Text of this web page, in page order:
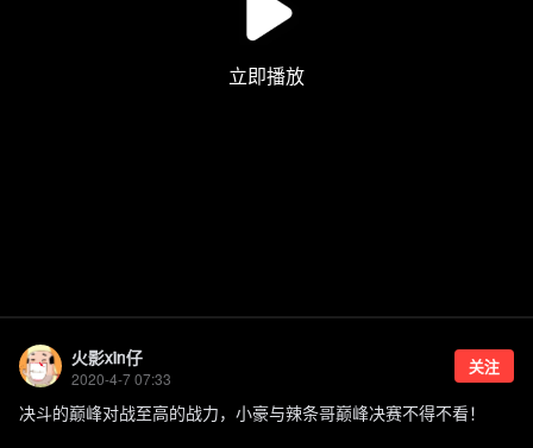
火影xin仔
2020-4-7 07:33
关注
决斗的巅峰对战至高的战力，小豪与辣条哥巅峰决赛不得不看！